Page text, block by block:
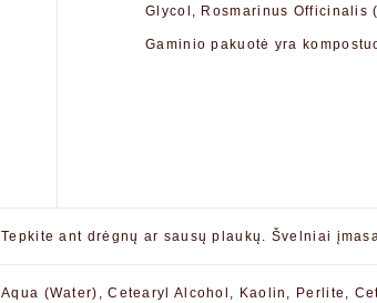
Glycol, Rosmarinus Officinalis
Gaminio pakuotė yra
Tepkite ant drėgnų ar sausų plaukų. Švelniai
Aqua (Water), Cetearyl Alcohol, Kaolin, Perlite,